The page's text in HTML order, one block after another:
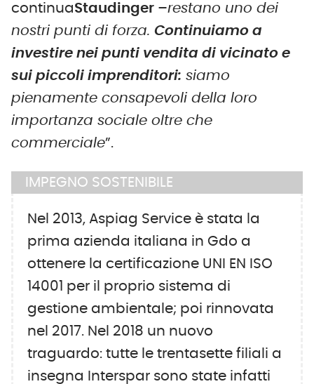
continuaStaudinger –restano uno dei
nostri punti di forza. Continuiamo a
investire nei punti vendita di vicinato e
sui piccoli imprenditori: siamo
pienamente consapevoli della loro
importanza sociale oltre che
commerciale”.
IMPEGNO SOSTENIBILE
Nel 2013, Aspiag Service è stata la
prima azienda italiana in Gdo a
ottenere la certificazione UNI EN ISO
14001 per il proprio sistema di
gestione ambientale; poi rinnovata
nel 2017. Nel 2018 un nuovo
traguardo: tutte le trentasette filiali a
insegna Interspar sono state infatti